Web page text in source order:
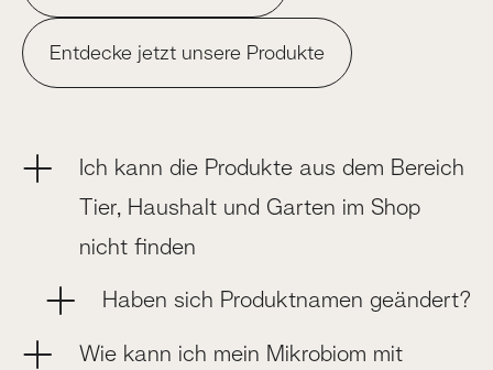
Entdecke jetzt unsere Produkte
Ich kann die Produkte aus dem Bereich
Tier, Haushalt und Garten im Shop
nicht finden
Haben sich Produktnamen geändert?
Wie kann ich mein Mikrobiom mit